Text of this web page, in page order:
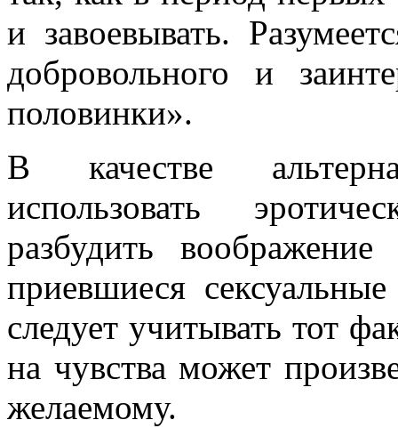
и завоевывать.
добровольного и
половинки».
В качестве
использовать
разбудить
приевшиеся
следует учитывать тот
на чувства может
желаемому.